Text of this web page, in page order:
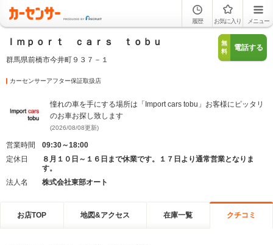
履歴 お気に入り メニュー
Ｉｍｐｏｒｔ ｃａｒｓ ｔｏｂｕ
群馬県前橋市今井町９３７－１
無
料
電話する
カーセンサーアフター保証取扱店
憧れの車を手にする場所は「Import cars tobu」お客様にピッタリ
のお車お探し致します
(2026/08/08更新)
営業時間
09:30～18:00
定休日
８月１０日～１６日まで休業です。１７日より通常営業となりま
す。
法人名
株式会社東部オート
お店TOP 地図&アクセス 在庫一覧 クチコミ